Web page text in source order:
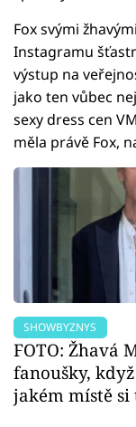
Fox svými
Instagramu
výstup na
jako ten vůbec
sexy dress cen
měla právě Fox,
SHOWBYZNYS
FOTO: Žhavá
fanoušky,
jakém místě si